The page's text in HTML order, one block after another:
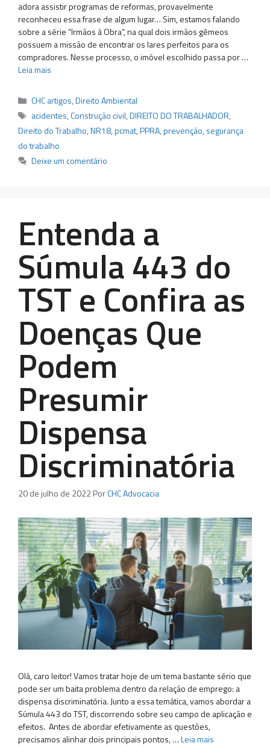
adora assistir programas de reformas, provavelmente
reconheceu essa frase de algum lugar… Sim, estamos falando
sobre a série “Irmãos à Obra”, na qual dois irmãos gêmeos
possuem a missão de encontrar os lares perfeitos para os
compradores. Nesse processo, o imóvel escolhido passa por …
Leia mais
Categorias
CHC artigos,Direito Ambiental
Tags
acidentes,Construção civil,DIREITO DO TRABALHADOR,
Direito do Trabalho,NR18,pcmat,PPRA,prevenção, segurança
do trabalho
Deixe um comentário
Entenda a
Súmula 443 do
TST e Confira as
Doenças Que
Podem
Presumir
Dispensa
Discriminatória
20 de julho de 2022PorCHC Advocacia
Olá, caro leitor! Vamos tratar hoje de um tema bastante sério que
pode ser um baita problema dentro da relação de emprego: a
dispensa discriminatória. Junto a essa temática, vamos abordar a
Súmula 443 do TST, discorrendo sobre seu campo de aplicação e
efeitos. Antes de abordar efetivamente as questões,
precisamos alinhar dois principais pontos, …Leia mais